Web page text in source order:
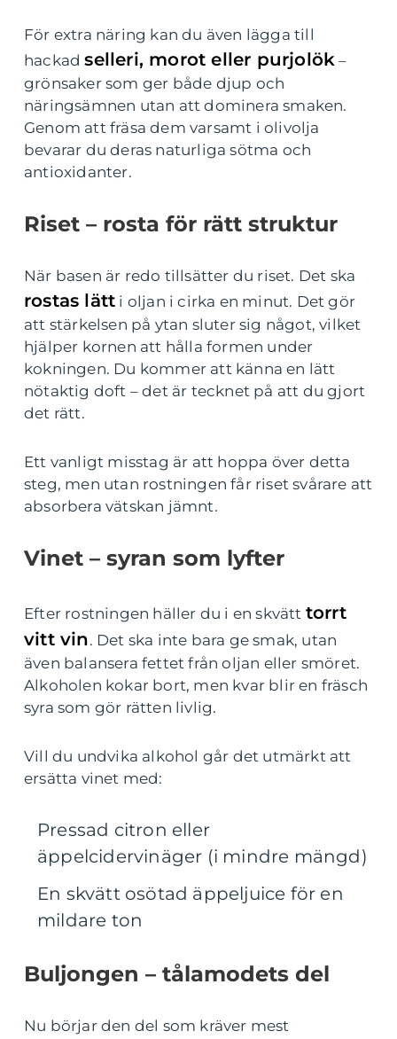
För extra näring kan du även lägga till
hackadselleri, morot eller purjolök –
grönsaker som ger både djup och
näringsämnen utan att dominera smaken.
Genom att fräsa dem varsamt i olivolja
bevarar du deras naturliga sötma och
antioxidanter.
Riset – rosta för rätt struktur
När basen är redo tillsätter du riset. Det ska
rostas lätt i oljan i cirka en minut. Det gör
att stärkelsen på ytan sluter sig något, vilket
hjälper kornen att hålla formen under
kokningen. Du kommer att känna en lätt
nötaktig doft – det är tecknet på att du gjort
det rätt.
Ett vanligt misstag är att hoppa över detta
steg, men utan rostningen får riset svårare att
absorbera vätskan jämnt.
Vinet – syran som lyfter
Efter rostningen häller du i en skvätt torrt
vitt vin. Det ska inte bara ge smak, utan
även balansera fettet från oljan eller smöret.
Alkoholen kokar bort, men kvar blir en fräsch
syra som gör rätten livlig.
Vill du undvika alkohol går det utmärkt att
ersätta vinet med:
Pressad citron eller
äppelcidervinäger (i mindre mängd)
En skvätt osötad äppeljuice för en
mildare ton
Buljongen – tålamodets del
Nu börjar den del som kräver mest